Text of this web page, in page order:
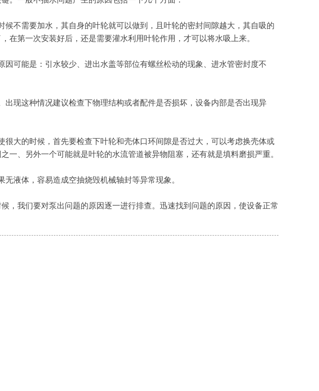
不需要加水，其自身的叶轮就可以做到，且叶轮的密封间隙越大，其自吸的
在第一次安装好后，还是需要灌水利用叶轮作用，才可以将水吸上来。
可能是：引水较少、进出水盖等部位有螺丝松动的现象、进水管密封度不
现这种情况建议检查下物理结构或者配件是否损坏，设备内部是否出现异
大的时候，首先要检查下叶轮和壳体口环间隙是否过大，可以考虑换壳体或
一、另外一个可能就是叶轮的水流管道被异物阻塞，还有就是填料磨损严重。
液体，容易造成空抽烧毁机械轴封等异常现象。
我们要对泵出问题的原因逐一进行排查。迅速找到问题的原因，使设备正常